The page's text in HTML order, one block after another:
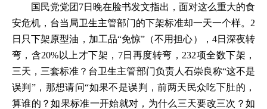
国民党党团7日晚在脸书发文指出，面对这么重大的食
安危机，台当局卫生主管部门的下架标准却一天一个样。2
日只下架原型油，加工品“免惊”（不用担心），4日深夜转
弯，含20%以上才下架，7日再度转弯，232项全数下架，
三天，三套标准？台卫生主管部门负责人石崇良称“这不是
误判”，那想请问“如果不是误判，前两天民众吃下肚的，
算谁的？如果标准一开始就对，为什么三天要改三次？如